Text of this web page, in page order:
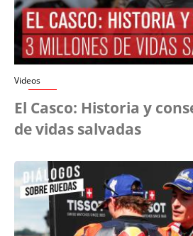
Videos
El Casco: Historia y
de vidas salvadas